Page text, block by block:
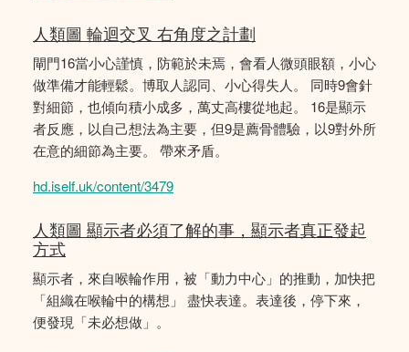
人類圖 輪迴交叉 右角度之計劃
閘門16當小心謹慎，防範於未焉，會看人微頭眼額，小心
做準備才能輕鬆。博取人認同、小心得失人。 同時9會針
對細節，也傾向積小成多，萬丈高樓從地起。 16是顯示
者反應，以自己想法為主要，但9是薦骨體驗，以9對外所
在意的細節為主要。 帶來矛盾。
hd.iself.uk/content/3479
人類圖 顯示者必須了解的事，顯示者真正發起
方式
顯示者，來自喉輪作用，被「動力中心」的推動，加快把
「組織在喉輪中的構想」 盡快表達。表達後，停下來，
便發現「未必想做」。